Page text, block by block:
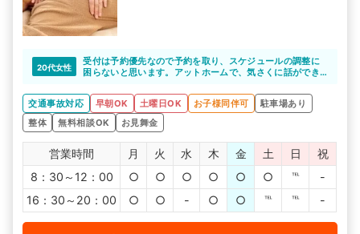
20代女性
受付は予約優先なので予約を取り、スケジュールの調整に
困らないと思います。アットホームで、気さくに話ができ
交通事故対応
早朝OK 土曜日OK お子様同伴可
駐車場あり
整体
無料相談OK お見舞金
営業時間 月 火 水 木 金 土 日
祝
8：30～12：00
○ ○ ○ ○ ○ ○ ℡
-
16：30～20：00
○ ○ - ○ ○ ℡ ℡ -